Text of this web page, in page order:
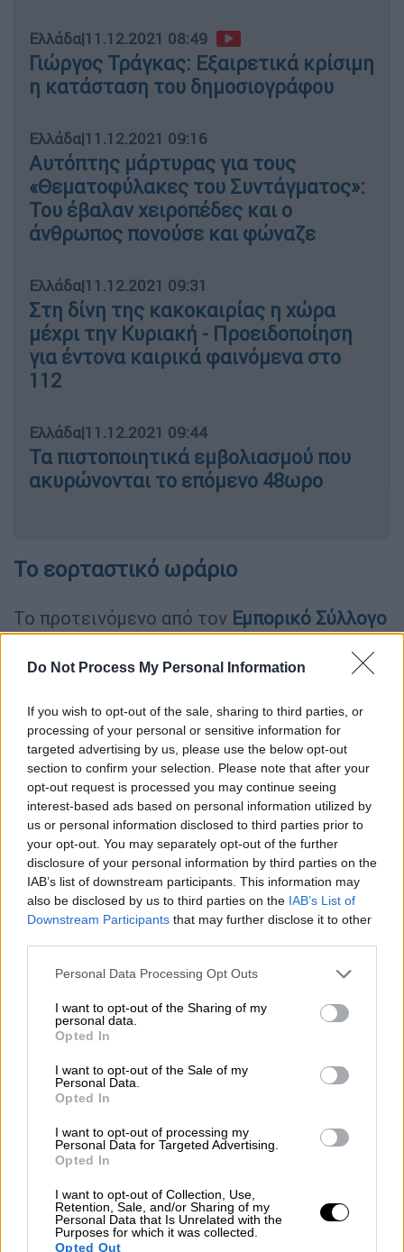
Do Not Process My Personal Information
If you wish to opt-out of the sale, sharing to third parties, or
processing of your personal or sensitive information for
targeted advertising by us, please use the below opt-out
section to confirm your selection. Please note that after your
opt-out request is processed you may continue seeing
interest-based ads based on personal information utilized by
us or personal information disclosed to third parties prior to
your opt-out. You may separately opt-out of the further
disclosure of your personal information by third parties on the
IAB’s list of downstream participants. This information may
also be disclosed by us to third parties on the IAB’s List of
Downstream Participants that may further disclose it to other
Please note that this website/app uses one or more Google
not limited to your visit or usage behaviour. You may click to
grant or deny consent to Google and its third-party tags to
use your data for below specified purposes in below Google
consent section.
Personal Data Processing Opt Outs
I want to opt-out of the Sharing of my
personal data.
Opted In
I want to opt-out of the Sale of my
Personal Data.
Opted In
I want to opt-out of processing my
Personal Data for Targeted Advertising.
Opted In
I want to opt-out of Collection, Use,
Retention, Sale, and/or Sharing of my
Personal Data that Is Unrelated with the
Purposes for which it was collected.
Opted Out
Ελλάδα|11.12.2021 08:49
Γιώργος Τράγκας: Εξαιρετικά κρίσιμη
η κατάσταση του δημοσιογράφου
Ελλάδα|11.12.2021 09:16
Αυτόπτης μάρτυρας για τους
«Θεματοφύλακες του Συντάγματος»:
Του έβαλαν χειροπέδες και ο
άνθρωπος πονούσε και φώναζε
Ελλάδα|11.12.2021 09:31
Στη δίνη της κακοκαιρίας η χώρα
μέχρι την Κυριακή - Προειδοποίηση
για έντονα καιρικά φαινόμενα στο
112
Ελλάδα|11.12.2021 09:44
Τα πιστοποιητικά εμβολιασμού που
ακυρώνονται το επόμενο 48ωρο
Το εορταστικό ωράριο
Το προτεινόμενο από τον Εμπορικό Σύλλογο
Αθηνώνωράριο λειτουργίας των εμπορικών
καταστημάτων για την εορταστική περίοδο
Κυριακή 12/12/2021 11.00 - 18.00
Δευτέρα 13/12/2021 10.00 - 21.00
Τρίτη 14/12/2021 10.00 - 21.00
Τετάρτη 15/12/2021 10.00 - 21.00
Πέμπτη 16/12/2021 10.00 - 21.00
Παρασκευή 17/12/2021 10.00 - 21.00
Σάββατο 18/12/2021 10.00 - 18.00
Κυριακή 19/12/2021 11.00 - 18.00
Δευτέρα 20/12/2021 10.00 - 21.00
Πέμπτη 23/12/2021 10.00 - 21.00
Παρασκευή 24/12/2021 10.00 - 18.00
Σάββατο 25/12/2021 ΑΡΓΙΑ
Δευτέρα 27/12/2021 10.00 - 21.00
Τρίτη 28/12/2021 10.00 - 21.00
Τετάρτη 29/12/2021 10.00 - 21.00
Πέμπτη 30/12/2021 10.00 - 21.00
Παρασκευή 31/21/2021 10.00 - 18.00
Σάββατο 1/1/2022 ΑΡΓΙΑ
Κυριακή 2/1/2022 ΚΛΕΙΣΤΑ